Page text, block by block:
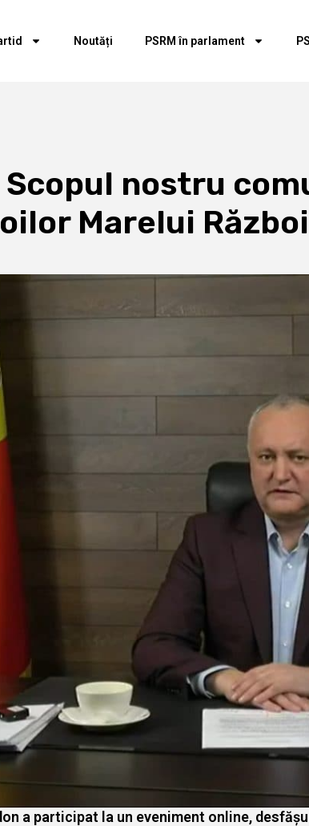
Noutăți PSRM în parlament
Scopul nostru
Marelui
a participat la un eveniment online,